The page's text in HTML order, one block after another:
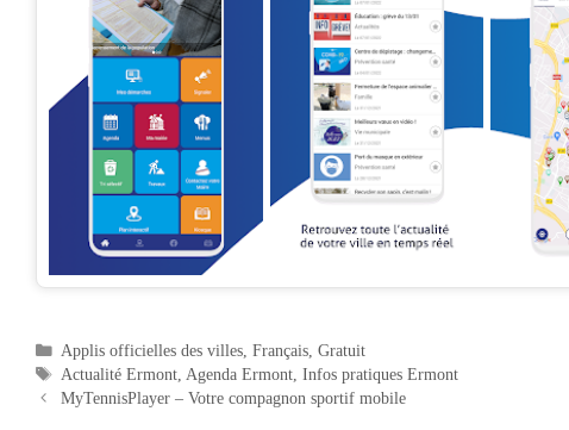
Catégories
Applis officielles des villes,Français,Gratuit
Étiquettes
Actualité Ermont,Agenda Ermont,Infos pratiques Ermont
Navigation
MyTennisPlayer – Votre compagnon sportif mobile